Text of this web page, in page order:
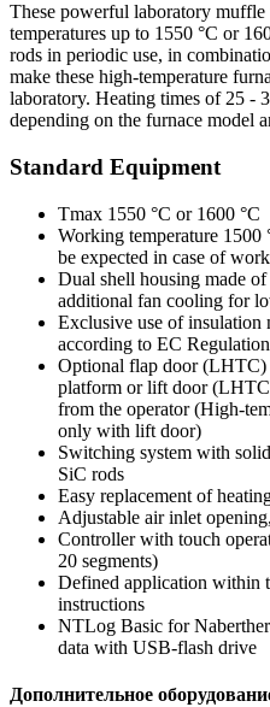
These powerful laboratory muffle
temperatures up to 1550 °C or
rods in periodic use, in
make these high-temperature
laboratory. Heating times of 25 -
depending on the furnace model
Standard Equipment
Tmax 1550 °C or 1600 °C
Working temperature 1500
be expected in case of
Dual shell housing made of
additional fan cooling for
Exclusive use of insulation
according to EC
Optional flap door (LHTC)
platform or lift door
from the operator (High-
only with lift door)
Switching system with
SiC rods
Easy replacement of
Adjustable air inlet
Controller with touch
20 segments)
Defined application within
instructions
NTLog Basic for
data with USB-flash drive
Дополнительное